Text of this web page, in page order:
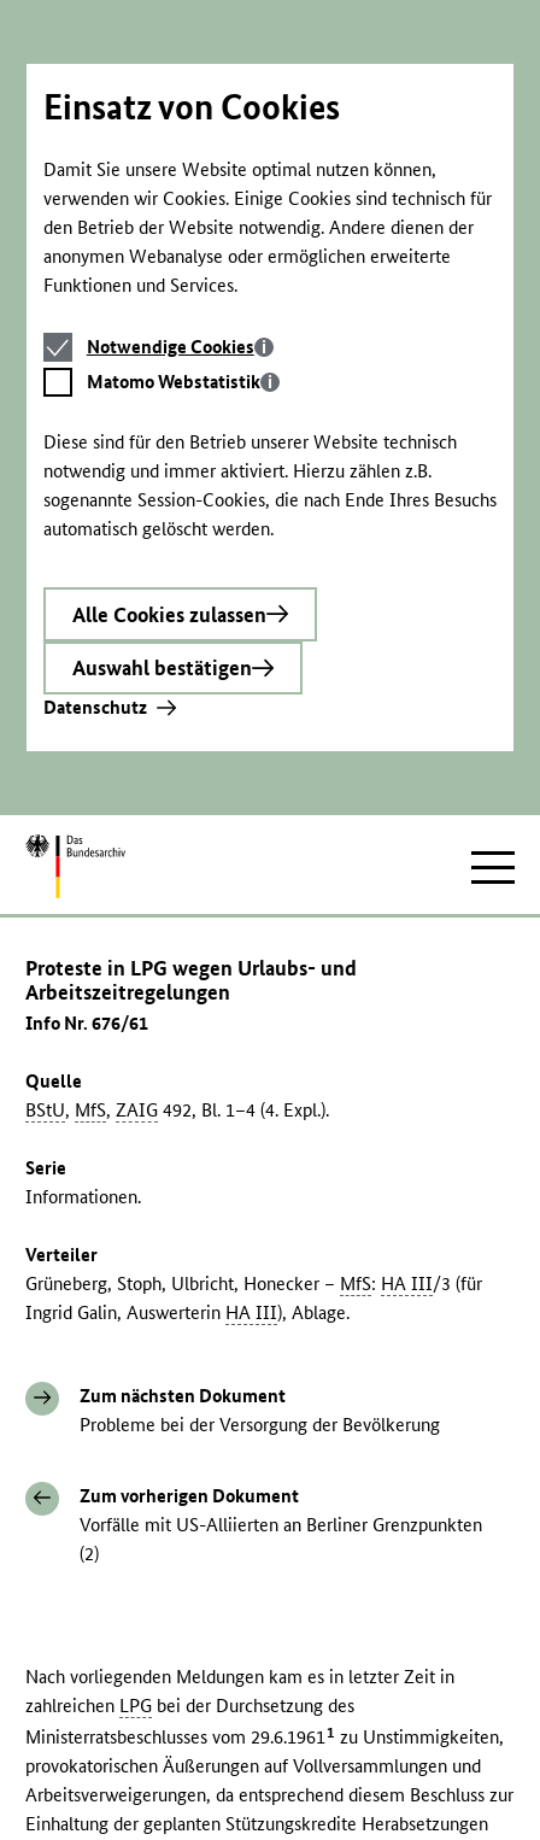
Einsatz von Cookies
Damit Sie unsere Website optimal nutzen können,
verwenden wir Cookies. Einige Cookies sind technisch für
den Betrieb der Website notwendig. Andere dienen der
anonymen Webanalyse oder ermöglichen erweiterte
Funktionen und Services.
Notwendige
Cookies
Notwendige Cookies
Matomo
Webstatistik
Matomo Webstatistik
Diese sind für den Betrieb unserer Website technisch
notwendig und immer aktiviert. Hierzu zählen z.B.
sogenannte Session-Cookies, die nach Ende Ihres Besuchs
automatisch gelöscht werden.
Alle Cookies zulassen
Auswahl bestätigen
Datenschutz
Zur
Proteste in LPG wegen Urlaubs- und
Arbeitszeitregelungen
Info Nr. 676/61
Quelle
BStU, MfS,ZAIG 492, Bl. 1–4 (4. Expl.).
Serie
Informationen.
Verteiler
Grüneberg, Stoph, Ulbricht, Honecker – MfS: HA III/3 (für
Ingrid Galin, Auswerterin HA III), Ablage.
Zum nächsten Dokument
Probleme bei der Versorgung der Bevölkerung
Zum vorherigen Dokument
Vorfälle mit US-Alliierten an Berliner Grenzpunkten
(2)
Nach vorliegenden Meldungen kam es in letzter Zeit in
zahlreichen LPG bei der Durchsetzung des
Ministerratsbeschlusses vom 29.6.19611 zu Unstimmigkeiten,
provokatorischen Äußerungen auf Vollversammlungen und
Arbeitsverweigerungen, da entsprechend diesem Beschluss zur
Einhaltung der geplanten Stützungskredite Herabsetzungen